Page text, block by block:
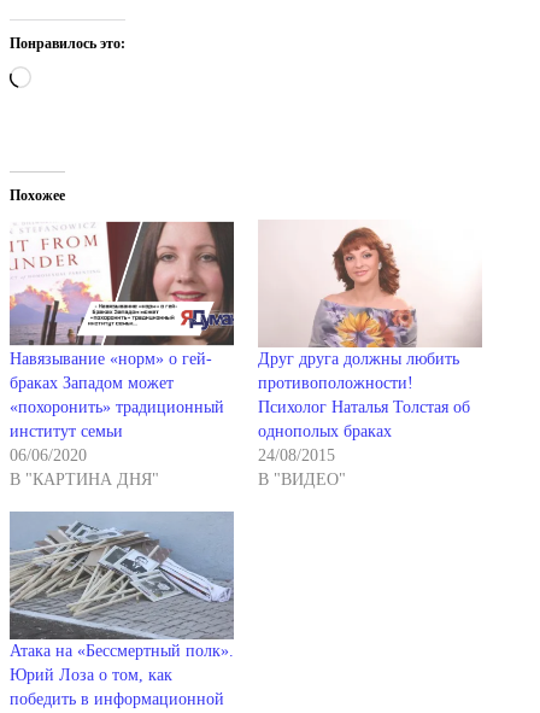
Понравилось это:
Загрузка…
Похожее
Навязывание «норм» о гей-
браках Западом может
«похоронить» традиционный
институт семьи
06/06/2020
В "КАРТИНА ДНЯ"
Друг друга должны любить
противоположности!
Психолог Наталья Толстая об
однополых браках
24/08/2015
В "ВИДЕО"
Атака на «Бессмертный полк».
Юрий Лоза о том, как
победить в информационной